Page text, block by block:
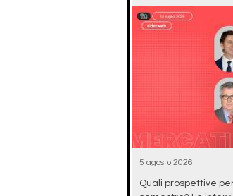
5 agosto 2026
Quali prospettive